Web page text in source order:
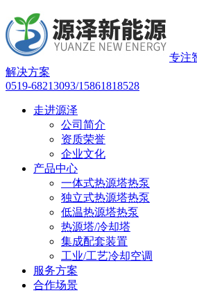
专注
解决方案
0519-68213093/15861818528
走进源泽
公司简介
资质荣誉
企业文化
产品中心
一体式热源塔热泵
独立式热源塔热泵
低温热源塔热泵
热源塔/冷却塔
集成配套装置
工业/工艺冷却空调
服务方案
合作场景